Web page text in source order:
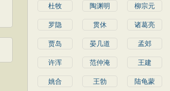
杜牧 陶渊明 柳宗元
罗隐 贯休 诸葛亮
贾岛 晏几道 孟郊
许浑 范仲淹 王建
姚合 王勃 陆龟蒙